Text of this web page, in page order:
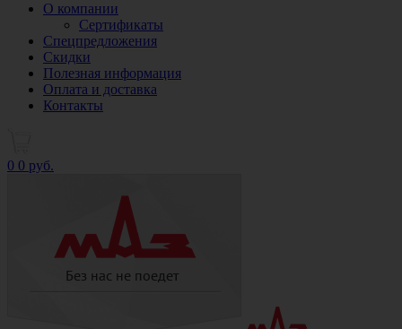
О компании
Сертификаты
Спецпредложения
Скидки
Полезная информация
Оплата и доставка
Контакты
0 0 руб.